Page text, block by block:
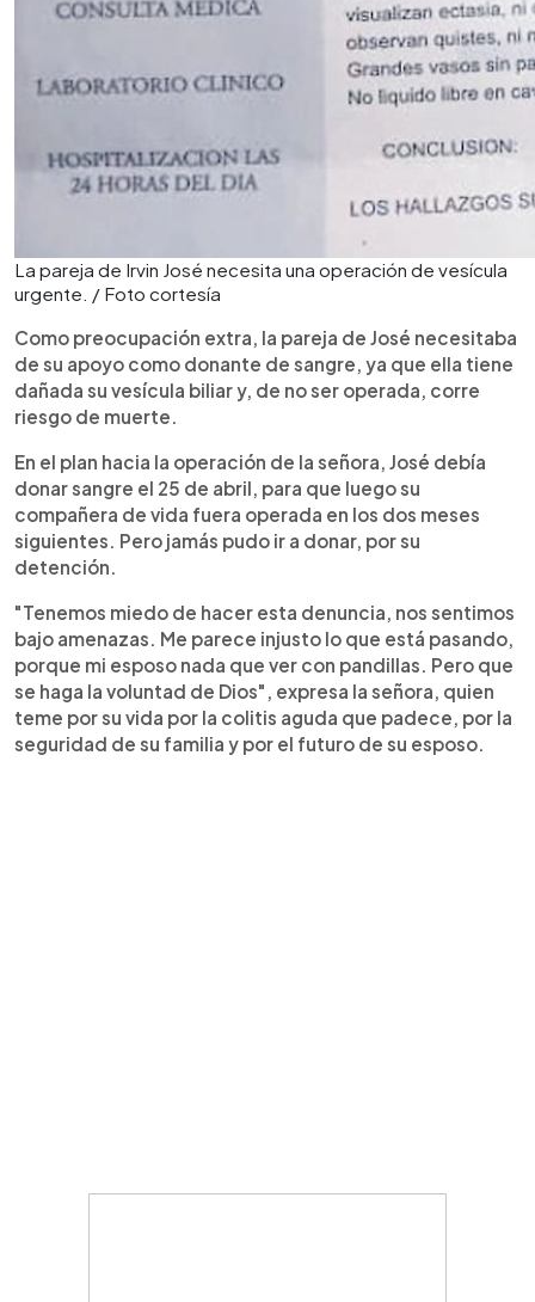
La pareja de Irvin José necesita una operación de vesícula
urgente. / Foto cortesía
Como preocupación extra, la pareja de José necesitaba
de su apoyo como donante de sangre, ya que ella tiene
dañada su vesícula biliar y, de no ser operada, corre
riesgo de muerte.
En el plan hacia la operación de la señora, José debía
donar sangre el 25 de abril, para que luego su
compañera de vida fuera operada en los dos meses
siguientes. Pero jamás pudo ir a donar, por su
detención.
"Tenemos miedo de hacer esta denuncia, nos sentimos
bajo amenazas. Me parece injusto lo que está pasando,
porque mi esposo nada que ver con pandillas. Pero que
se haga la voluntad de Dios", expresa la señora, quien
teme por su vida por la colitis aguda que padece, por la
seguridad de su familia y por el futuro de su esposo.